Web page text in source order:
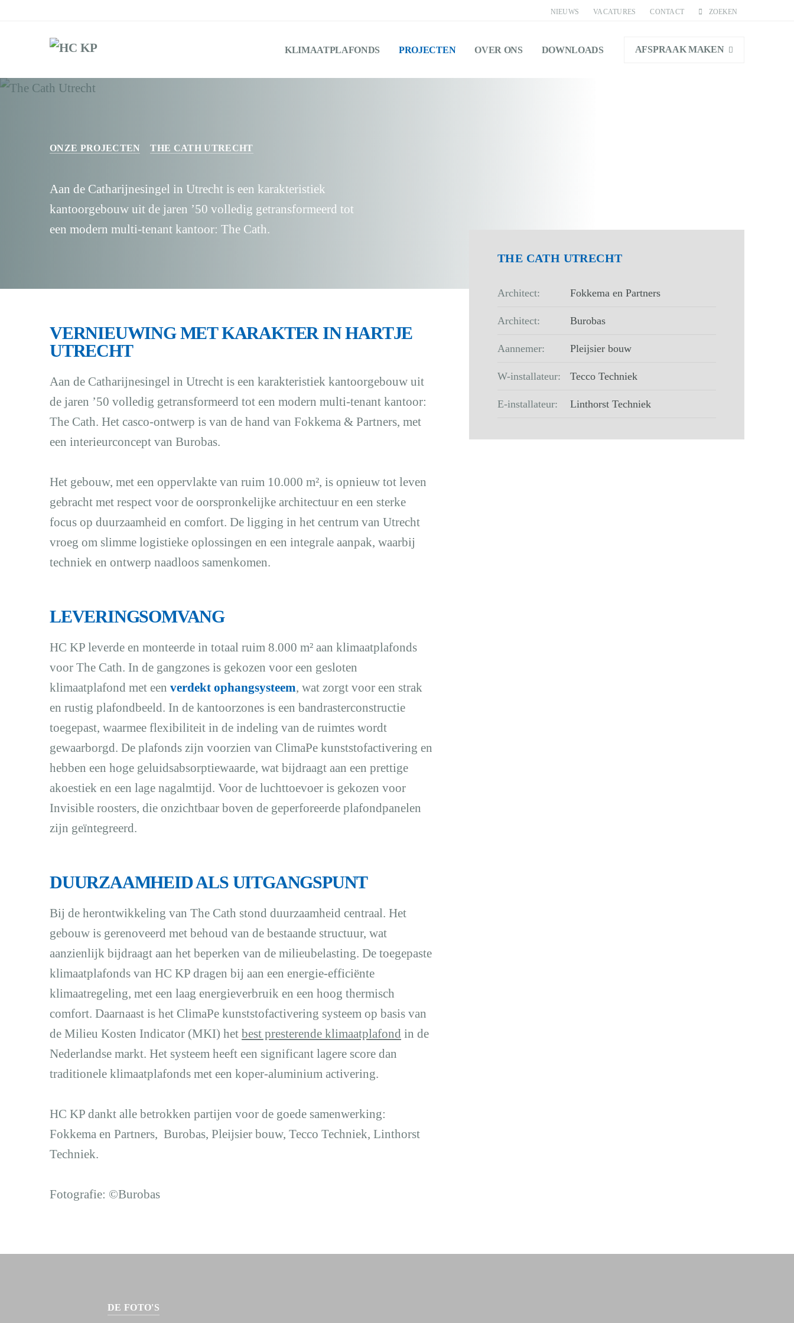
ZOEKEN
NIEUWS VACATURES CONTACT
KLIMAATPLAFONDS PROJECTEN OVER ONS DOWNLOADS AFSPRAAK MAKEN
ONZE PROJECTEN THE CATH UTRECHT
Aan de Catharijnesingel in Utrecht is een karakteristiek
kantoorgebouw uit de jaren ’50 volledig getransformeerd tot
een modern multi-tenant kantoor: The Cath.
THE CATH UTRECHT
Architect: Fokkema en Partners
Architect: Burobas
Aannemer: Pleijsier bouw
W-installateur: Tecco Techniek
E-installateur: Linthorst Techniek
VERNIEUWING MET KARAKTER IN HARTJE
UTRECHT
Aan de Catharijnesingel in Utrecht is een karakteristiek kantoorgebouw uit
de jaren ’50 volledig getransformeerd tot een modern multi-tenant kantoor:
The Cath. Het casco-ontwerp is van de hand van Fokkema & Partners, met
een interieurconcept van Burobas.
Het gebouw, met een oppervlakte van ruim 10.000 m², is opnieuw tot leven
gebracht met respect voor de oorspronkelijke architectuur en een sterke
focus op duurzaamheid en comfort. De ligging in het centrum van Utrecht
vroeg om slimme logistieke oplossingen en een integrale aanpak, waarbij
techniek en ontwerp naadloos samenkomen.
LEVERINGSOMVANG
HC KP leverde en monteerde in totaal ruim 8.000 m² aan klimaatplafonds
voor The Cath. In de gangzones is gekozen voor een gesloten
klimaatplafond met een verdekt ophangsysteem, wat zorgt voor een strak
en rustig plafondbeeld. In de kantoorzones is een bandrasterconstructie
toegepast, waarmee flexibiliteit in de indeling van de ruimtes wordt
gewaarborgd. De plafonds zijn voorzien van ClimaPe kunststofactivering en
hebben een hoge geluidsabsorptiewaarde, wat bijdraagt aan een prettige
akoestiek en een lage nagalmtijd. Voor de luchttoevoer is gekozen voor
Invisible roosters, die onzichtbaar boven de geperforeerde plafondpanelen
zijn geïntegreerd.
DUURZAAMHEID ALS UITGANGSPUNT
Bij de herontwikkeling van The Cath stond duurzaamheid centraal. Het
gebouw is gerenoveerd met behoud van de bestaande structuur, wat
aanzienlijk bijdraagt aan het beperken van de milieubelasting. De toegepaste
klimaatplafonds van HC KP dragen bij aan een energie-efficiënte
klimaatregeling, met een laag energieverbruik en een hoog thermisch
comfort. Daarnaast is het ClimaPe kunststofactivering systeem op basis van
de Milieu Kosten Indicator (MKI) het best presterende klimaatplafond in de
Nederlandse markt. Het systeem heeft een significant lagere score dan
traditionele klimaatplafonds met een koper-aluminium activering.
HC KP dankt alle betrokken partijen voor de goede samenwerking:
Fokkema en Partners, Burobas, Pleijsier bouw, Tecco Techniek, Linthorst
Techniek.
Fotografie: ©Burobas
DE FOTO'S